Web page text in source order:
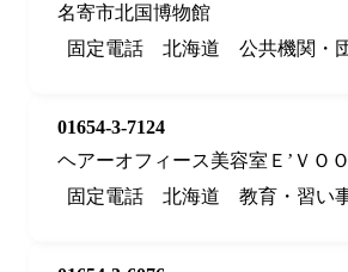
名寄市北国博物館
固定電話
北海道 公共機関・
01654-3-7124
ヘアーオフィース美容室Ｅ’ＶＯ
固定電話
北海道 教育・習い